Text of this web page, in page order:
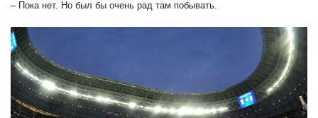
– Пока нет. Но был бы очень рад там побывать.